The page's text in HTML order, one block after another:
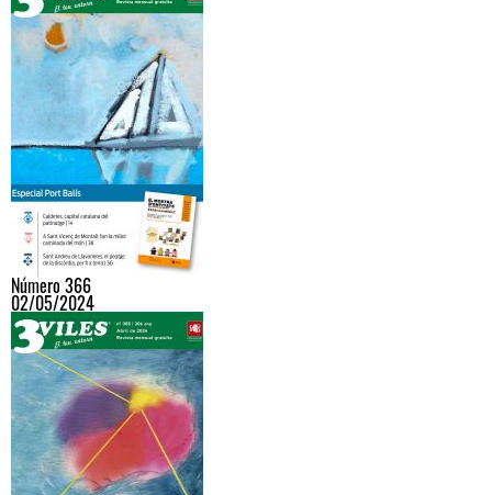
Número 366
02/05/2024